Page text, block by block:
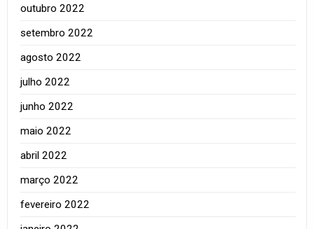
outubro 2022
setembro 2022
agosto 2022
julho 2022
junho 2022
maio 2022
abril 2022
março 2022
fevereiro 2022